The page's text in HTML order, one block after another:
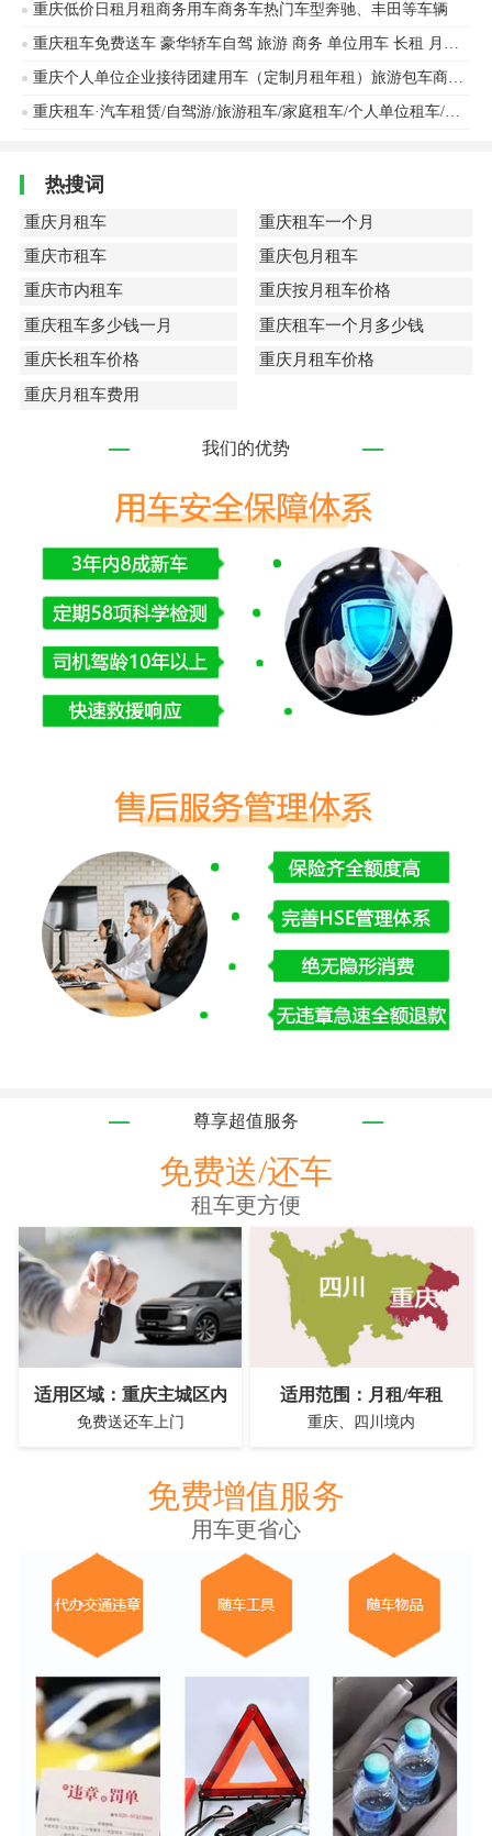
重庆低价日租月租商务用车商务车热门车型奔驰、丰田等车辆
重庆租车免费送车 豪华轿车自驾 旅游 商务 单位用车 长租 月租 日租，24小时服务奥迪车辆出租
重庆个人单位企业接待团建用车（定制月租年租）旅游包车商务车中巴车大巴车
重庆租车·汽车租赁/自驾游/旅游租车/家庭租车/个人单位租车/年租/月租
热搜词
重庆月租车
重庆租车一个月
重庆市租车
重庆包月租车
重庆市内租车
重庆按月租车价格
重庆租车多少钱一月
重庆租车一个月多少钱
重庆长租车价格
重庆月租车价格
重庆月租车费用
我们的优势
尊享超值服务
免费送/还车
租车更方便
适用区域：重庆主城区内
免费送还车上门
适用范围：月租/年租
重庆、四川境内
免费增值服务
用车更省心